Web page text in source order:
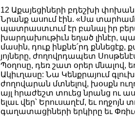
12 Աքայեցիների բդեշխի
Նրանք ասում էին. «Սա
պատրաստւում էր բանալ իր
խարդախութիւն եղած լինէր,
մասին, դուք ինքնե՛րդ քննեցէք,
յոյները, ժողովրդապետ
Պօղոսը, դեռ շատ օրեր մնալով,
Ակիւղասը: Նա Կենքրայում
ժողովարան մտնելով, խօսքն
այլ հրաժեշտ տուեց նրանց ու
ելաւ վեր՝ Երուսաղէմ, եւ
գաղատացիների երկիրը եւ